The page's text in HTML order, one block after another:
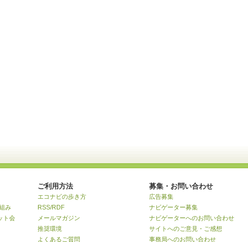
み
ト会
ご利用方法
エコナビの歩き方
RSS/RDF
メールマガジン
推奨環境
よくあるご質問
募集・お問い合わせ
広告募集
ナビゲーター募集
ナビゲーターへのお問い合わせ
サイトへのご意見・ご感想
事務局へのお問い合わせ